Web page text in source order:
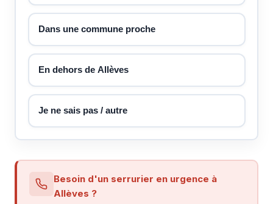
Dans une commune proche
En dehors de Allèves
Je ne sais pas / autre
Besoin d'un serrurier en urgence à
Allèves ?